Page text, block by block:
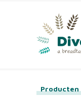
Producten